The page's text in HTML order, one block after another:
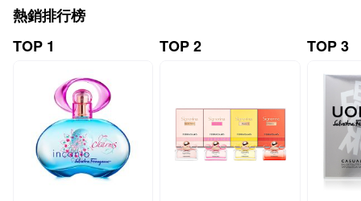
熱銷排行榜
TOP 1
TOP 2 TOP 3